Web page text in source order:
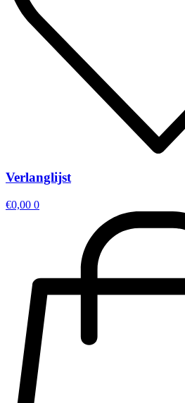
Verlanglijst
€0,00 0